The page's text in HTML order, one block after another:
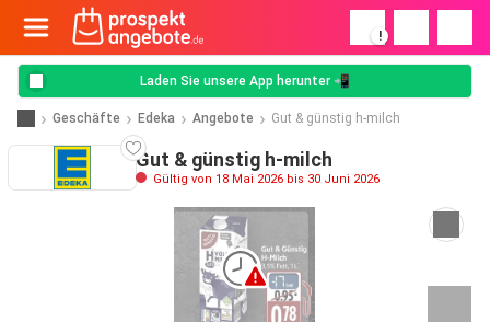
!
Laden Sie unsere App herunter 📲
Geschäfte Edeka Angebote Gut & günstig h-milch
Gut & günstig h-milch
Gültig von 18 Mai 2026 bis 30 Juni 2026